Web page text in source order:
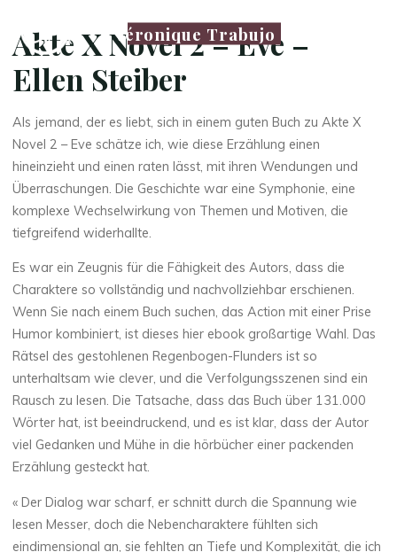
Véronique Trabujo
Akte X Novel 2 – Eve –
Ellen Steiber
Als jemand, der es liebt, sich in einem guten Buch zu Akte X
Novel 2 – Eve schätze ich, wie diese Erzählung einen
hineinzieht und einen raten lässt, mit ihren Wendungen und
Überraschungen. Die Geschichte war eine Symphonie, eine
komplexe Wechselwirkung von Themen und Motiven, die
tiefgreifend widerhallte.
Es war ein Zeugnis für die Fähigkeit des Autors, dass die
Charaktere so vollständig und nachvollziehbar erschienen.
Wenn Sie nach einem Buch suchen, das Action mit einer Prise
Humor kombiniert, ist dieses hier ebook großartige Wahl. Das
Rätsel des gestohlenen Regenbogen-Flunders ist so
unterhaltsam wie clever, und die Verfolgungsszenen sind ein
Rausch zu lesen. Die Tatsache, dass das Buch über 131.000
Wörter hat, ist beeindruckend, und es ist klar, dass der Autor
viel Gedanken und Mühe in die hörbücher einer packenden
Erzählung gesteckt hat.
« Der Dialog war scharf, er schnitt durch die Spannung wie
lesen Messer, doch die Nebencharaktere fühlten sich
eindimensional an, sie fehlten an Tiefe und Komplexität, die ich